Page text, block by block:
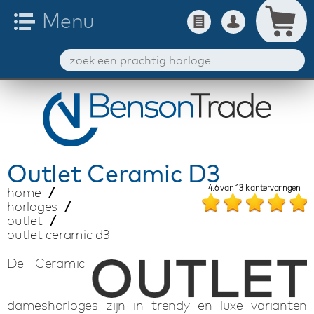
OutletCeramic D3
home
horloges
outlet
outlet ceramic d3
4.6van13klantervaringen
De Ceramic
dameshorloges zijn in trendy en luxe varianten